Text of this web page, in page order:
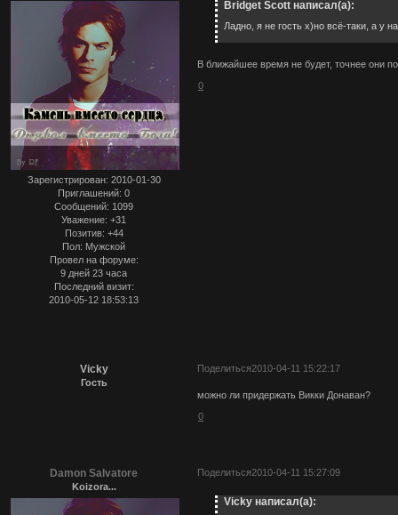
Зарегистрирован: 2010-01-30
Приглашений: 0
Сообщений: 1099
Уважение: +31
Позитив: +44
Пол: Мужской
Провел на форуме:
9 дней 23 часа
Последний визит:
2010-05-12 18:53:13
Bridget Scott написал(а):
Ладно, я не гость х)но всё-таки, а у
В ближайшее время не будет, точнее они
0
Поделиться2010-04-11 15:22:17
Vicky
Гость
можно ли придержать Викки Донаван?
0
Поделиться2010-04-11 15:27:09
Damon Salvatore
Koizora...
Vicky написал(а):